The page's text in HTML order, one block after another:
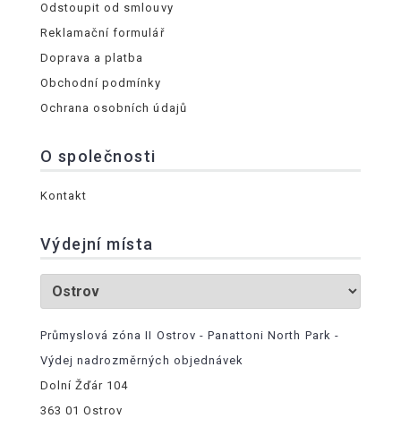
Odstoupit od smlouvy
Reklamační formulář
Doprava a platba
Obchodní podmínky
Ochrana osobních údajů
O společnosti
Kontakt
Výdejní místa
Průmyslová zóna II Ostrov - Panattoni North Park -
Výdej nadrozměrných objednávek
Dolní Žďár 104
363 01 Ostrov